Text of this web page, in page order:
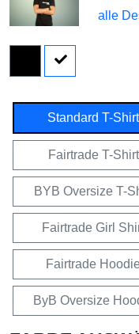
alle
Standard T-Shirt
Fairtrade T-Shirt
BYB Oversize T-
Fairtrade Girl
Fairtrade
ByB Oversize